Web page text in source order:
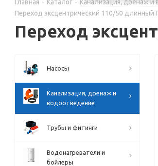
Главная - Каталог - Канализация, дренаж и
Переход эксцентрический 110/50 длинный
Переход
Насосы
Канализация, дренаж и
водоотведение
Трубы и фитинги
Водонагреватели и
бойлеры